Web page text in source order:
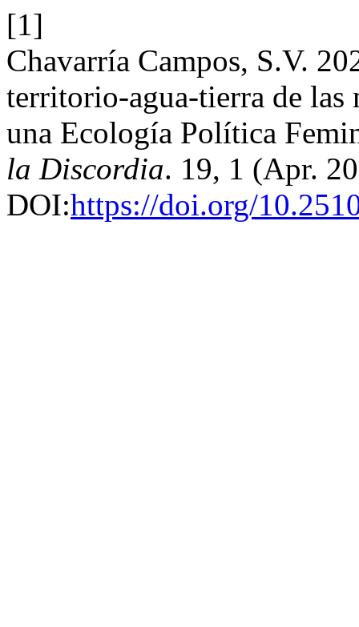
[1]
Chavarría Campos, S.V.
territorio-agua-tierra de las
una Ecología Política
la Discordia. 19, 1 (Apr.
DOI:https://doi.org/